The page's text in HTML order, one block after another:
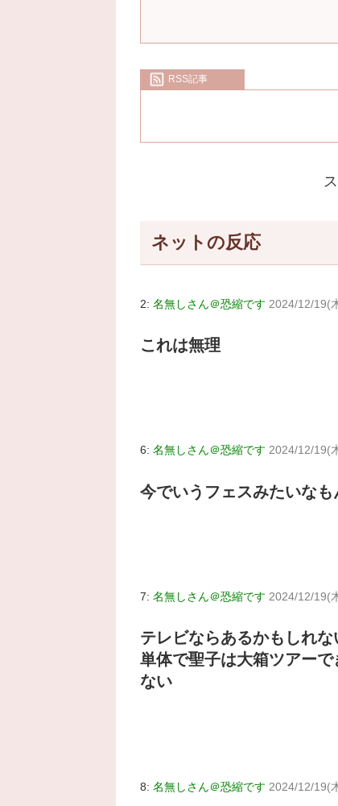
RSS記事
ネットの反応
2: 名無しさん＠恐縮です 2024/12/19(
これは無理
6: 名無しさん＠恐縮です 2024/12/19(
今でいうフェスみたいな
7: 名無しさん＠恐縮です 2024/12/19(
テレビならあるかもしれな
単体で聖子は大箱ツアー
ない
8: 名無しさん＠恐縮です 2024/12/19(